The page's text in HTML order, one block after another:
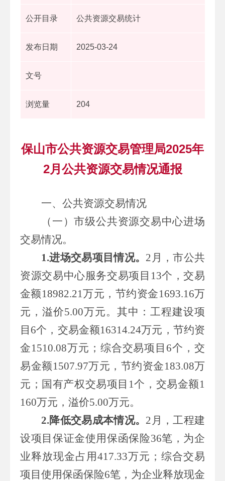
公开目录 公共资源交易统计
发布日期 2025-03-24
文号
浏览量 204
保山市公共资源交易管理局2025年
2月公共资源交易情况通报
一、 公共资源交易情况
（一）市级公共资源交易中心进场
交易情况。
1.进场交易项目情况。 2 月，市公共
资源交易中心服务交易项目 13个，交易
金额18982.21万元，节约资金1693.16万
元，溢价5.00万元。其中：工程建设项
目 6个，交易金额16314.24万元，节约资
金1510.08万元；综合交易项目 6个，交
易金额1507.97万元，节约资金183.08万
元；国有产权交易项目 1个，交易金额1
160万元，溢价5.00万元。
2.降低交易成本情况。 2 月，工程建
设项目保证金使用保函保险36笔，为企
业释放现金占用417.33万元；综合交易
项目使用保函保险6笔，为企业释放现金